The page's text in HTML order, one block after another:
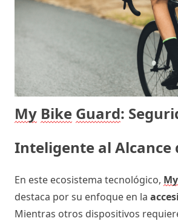
My Bike Guard:
Inteligente al Alcance
En este ecosistema tecnológico, My
destaca por su enfoque en la
Mientras otros dispositivos